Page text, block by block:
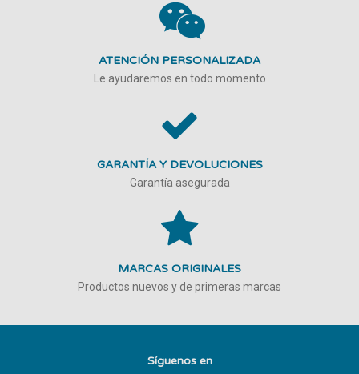
ATENCIÓN PERSONALIZADA
Le ayudaremos en todo momento
GARANTÍA Y DEVOLUCIONES
Garantía asegurada
MARCAS ORIGINALES
Productos nuevos y de primeras marcas
Síguenos en